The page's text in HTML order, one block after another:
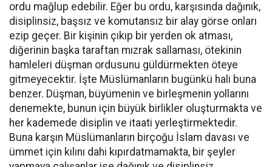
ordu mağlup edebilir. Eğer bu ordu, karşısında dağınık,
disiplinsiz, başsız ve komutansız bir alay görse onları
ezip geçer. Bir kişinin çıkıp bir yerden ok atması,
diğerinin başka taraftan mızrak sallaması, ötekinin
hamleleri düşman ordusunu güldürmekten öteye
gitmeyecektir. İşte Müslümanların bugünkü hali buna
benzer. Düşman, büyümenin ve birleşmenin yollarını
denemekte, bunun için büyük birlikler oluşturmakta ve
her kademede disiplin ve itaati yerleştirmektedir.
Buna karşın Müslümanların birçoğu İslam davası ve
ümmet için kılını dahi kıpırdatmamakta, bir şeyler